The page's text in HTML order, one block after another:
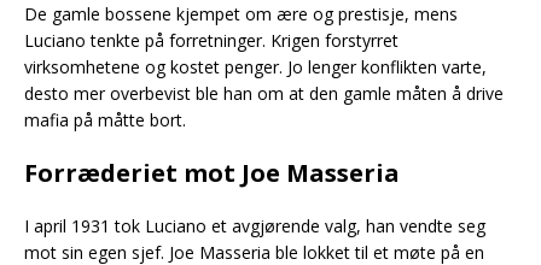
De gamle bossene kjempet om ære og prestisje, mens
Luciano tenkte på forretninger. Krigen forstyrret
virksomhetene og kostet penger. Jo lenger konflikten varte,
desto mer overbevist ble han om at den gamle måten å drive
mafia på måtte bort.
Forræderiet mot Joe Masseria
I april 1931 tok Luciano et avgjørende valg, han vendte seg
mot sin egen sjef. Joe Masseria ble lokket til et møte på en